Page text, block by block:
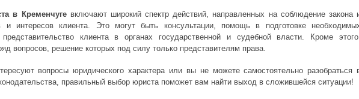
в Кременчугевключают широкий спектр действий, направленных на соблюдение закона
и интересов клиента. Это могут быть консультации, помощь в подготовке
представительство клиента в органах государственной и судебной власти. Кроме
вопросов, решение которых под силу только представителям права.
вопросы юридического характера или вы не можете самостоятельно разобраться
правильный выбор юриста поможет вам найти выход в сложившейся ситуации!